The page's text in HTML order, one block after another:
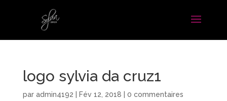
logo sylvia da cruz1
par admin4192 Fév 12, 2018 0 commentaires